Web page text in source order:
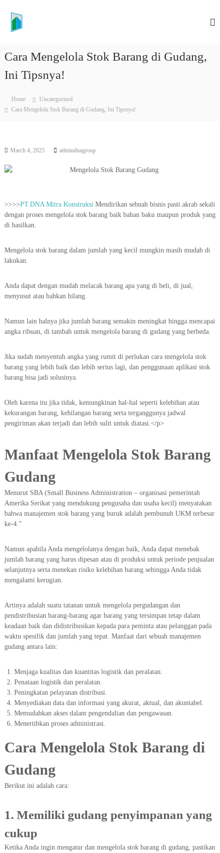
T
R
A
T
O
E
G
U
N
N
D
A
G
D
N
P
A
R
I
Cara Mengelola Stok Barang di Gudang,
Ini Tipsnya!
Home
Uncategorized
Cara Mengelola Stok Barang di Gudang, Ini Tipsnya!
March 4, 2025 admindnagroup
>>>>PT.DNA Mitra KonstruksiMendirikan sebuah bisnis pasti akrab sekali
dengan proses mengelola stok barang baik bahan baku maupun produk yang
di hasilkan.
Mengelola stok barang dalam jumlah yang kecil mungkin masih mudah di
lakukan.
Anda dapat dengan mudah melacak barang apa yang di beli, di jual,
menyusut atau bahkan hilang.
Namun lain halnya jika jumlah barang semakin meningkat hingga mencapai
angka ribuan, di tambah untuk mengelola barang di gudang yang berbeda.
Jika sudah menyentuh angka yang rumit di perlukan cara mengelola stok
barang yang lebih baik dan lebih serius lagi, dan penggunaan aplikasi stok
barang bisa jadi solusinya.
Oleh karena itu jika tidak, kemungkinan hal-hal seperti kelebihan atau
kekurangan barang, kehilangan barang serta terganggunya jadwal
pengiriman akan terjadi dan lebih sulit untuk diatasi.</p>
Manfaat Mengelola Stok Barang
Gudang
Menurut SBA (Small Business Administration – organisasi pemerintah
Amerika Serikat yang mendukung pengusaha dan usaha kecil) menyatakan
bahwa manajemen stok barang yang buruk adalah pembunuh UKM terbesar
ke-4.”
Namun apabila Anda mengelolanya dengan baik, Anda dapat menebak
jumlah barang yang harus dipesan atau di produksi untuk periode penjualan
selanjutnya serta menekan risiko kelebihan barang sehingga Anda tidak
mengalami kerugian.
Artinya adalah suatu tatanan untuk mengelola pergudangan dan
pendistribusian barang-barang agar barang yang tersimpan tetap dalam
keadaan baik dan didistribusikan kepada para peminta atau pelanggan pada
waktu spesifik dan jumlah yang tepat. Manfaat dari sebuah manajemen
gudang antara lain:
Menjaga kualitas dan kuantitas logistik dan peralatan.
Penataan logistik dan peralatan.
Peningkatan pelayanan distribusi.
Menyediakan data dan informasi yang akurat, aktual, dan akuntabel.
Memudahkan akses dalam pengendalian dan pengawasan.
Menertibkan proses administrasi.
Cara Mengelola Stok Barang di
Gudang
Berikut ini adalah cara:
1. Memiliki gudang penyimpanan yang
cukup
Ketika Anda ingin mengatur dan mengelola stok barang di gudang, pastikan